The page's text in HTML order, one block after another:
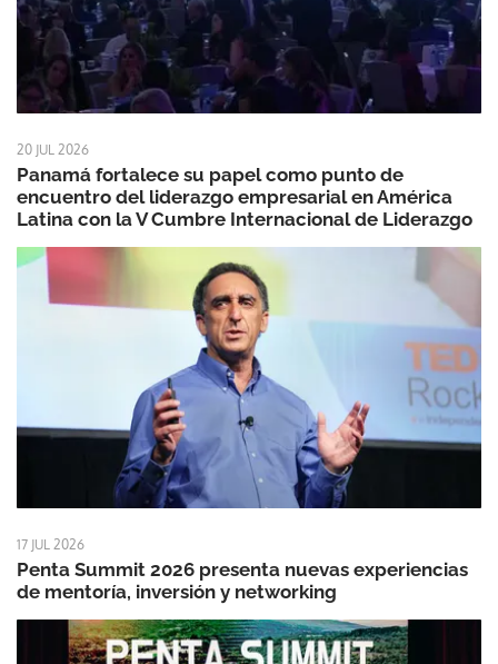
20 JUL 2026
Panamá fortalece su papel como punto de
encuentro del liderazgo empresarial en América
Latina con la V Cumbre Internacional de Liderazgo
17 JUL 2026
Penta Summit 2026 presenta nuevas experiencias
de mentoría, inversión y networking